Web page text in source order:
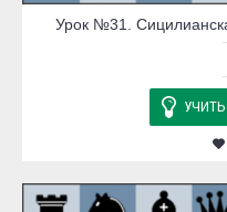
Урок №31.
УЧИТЬ